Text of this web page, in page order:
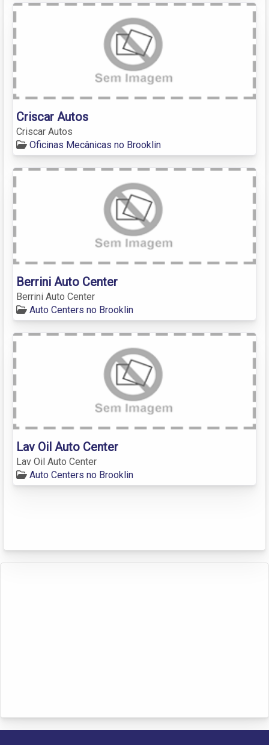
Criscar Autos
Criscar Autos
Oficinas Mecânicas no Brooklin
Berrini Auto Center
Berrini Auto Center
Auto Centers no Brooklin
Lav Oil Auto Center
Lav Oil Auto Center
Auto Centers no Brooklin